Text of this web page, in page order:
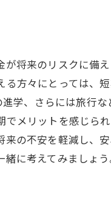
将来のリスクに備
方々にとっては、
学、さらには旅行な
でメリットを感じら
の不安を軽減し、
に考えてみましょう